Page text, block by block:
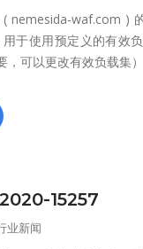
nemesida-waf.com )
于使用预定义的有效
，可以更改有效负载集
15257
业新闻